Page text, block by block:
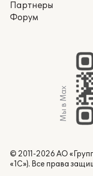
Партнеры
Форум
Мы в Max
© 2011-2026 АО
«1С»). Все права